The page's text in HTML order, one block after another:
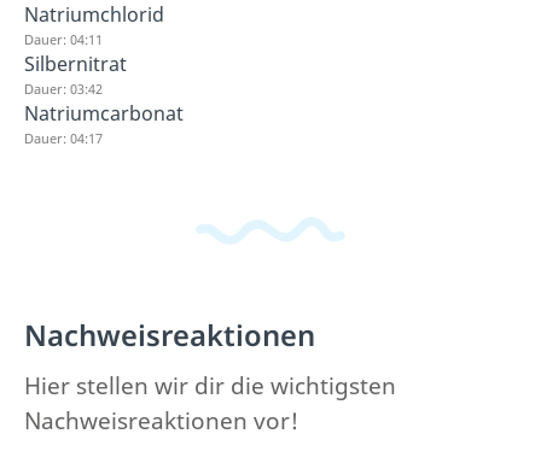
Natriumchlorid
Dauer: 04:11
Silbernitrat
Dauer: 03:42
Natriumcarbonat
Dauer: 04:17
Nachweisreaktionen
Hier stellen wir dir die wichtigsten
Nachweisreaktionen vor!